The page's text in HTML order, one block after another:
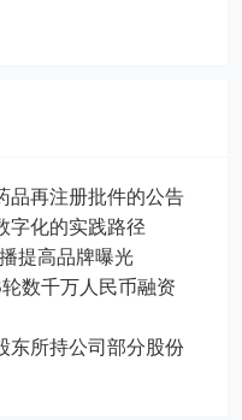
品再注册批件的公告
字化的实践路径
提高品牌曝光
数千万人民币融资
东所持公司部分股份